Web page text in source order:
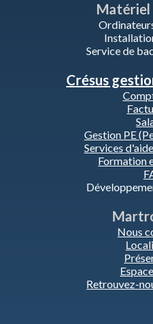
Matériel
Service de
Crésus
Gestion PE
Services
Formation
Nous
Retrouvez-